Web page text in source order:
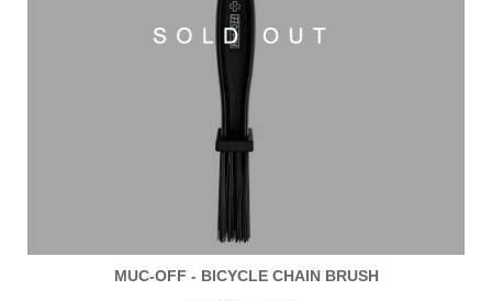
MUC-OFF - BICYCLE CHAIN BRUSH